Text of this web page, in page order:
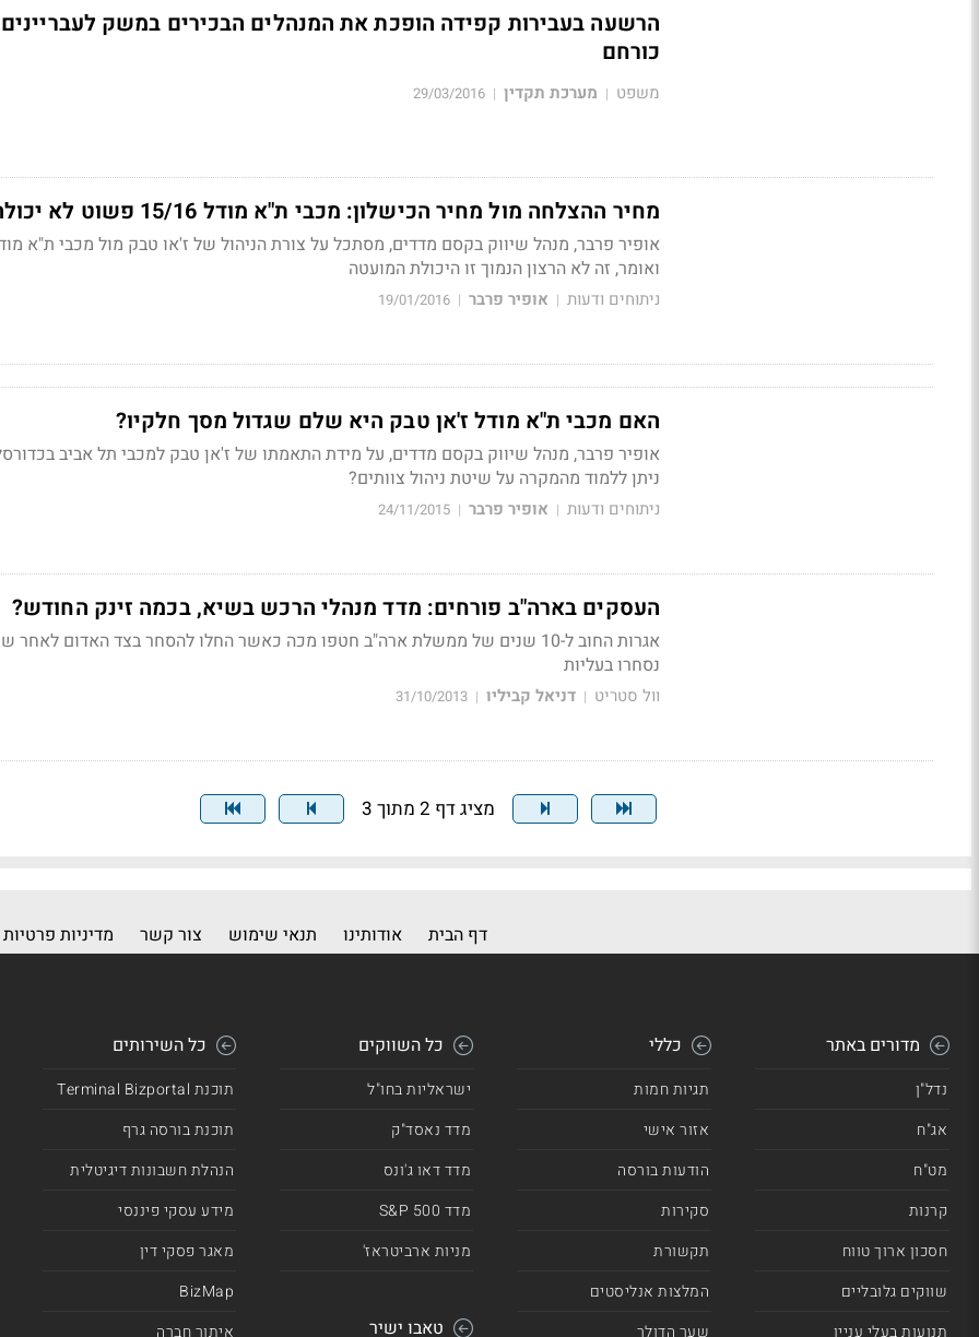
הרשעה בעבירות קפידה הופכת את המנהלים הבכירים במשק
כורחם
משפט | מערכת תקדין |
29/03/2016
מחיר ההצלחה מול מחיר הכישלון: מכבי ת"א מודל 15/16 פשוט לא יכולה
ואומר, זה לא הרצון הנמוך זו היכולת המועטה
ניתוחים ודעות | אופיר פרבר |
19/01/2016
האם מכבי ת"א מודל ז'אן טבק היא שלם שגדול מסך חלקיו?
אופיר פרבר, מנהל שיווק בקסם מדדים, על מידת התאמתו של ז'אן טבק למכבי תל אביב
ניתן ללמוד מהמקרה על שיטת ניהול צוותים?
ניתוחים ודעות | אופיר פרבר |
24/11/2015
העסקים בארה"ב פורחים: מדד מנהלי הרכש בשיא, בכמה זינק החודש?
אגרות החוב ל-10 שנים של ממשלת ארה"ב חטפו מכה כאשר החלו להסחר בצד האדום לאחר
נסחרו בעליות
וול סטריט | דניאל קביליו |
31/10/2013
מציג דף 2 מתוך 3
דף הבית אודותינו תנאי שימוש צור קשר מדיניות פרטיות
מדורים באתר
נדל"ן
אג"ח
מט"ח
קרנות
חסכון ארוך טווח
שווקים גלובליים
כללי
תגיות חמות
אזור אישי
הודעות בורסה
סקירות
תקשורת
המלצות אנליסטים
כל השווקים
ישראליות בחו"ל
מדד נאסד"ק
מדד דאו ג'ונס
מדד 500 S&P
מניות ארביטראז'
טאבו ישיר
כל השירותים
תוכנת Terminal Bizportal
תוכנת בורסה גרף
הנהלת חשבונות דיגיטלית
מידע עסקי פיננסי
מאגר פסקי דין
BizMap